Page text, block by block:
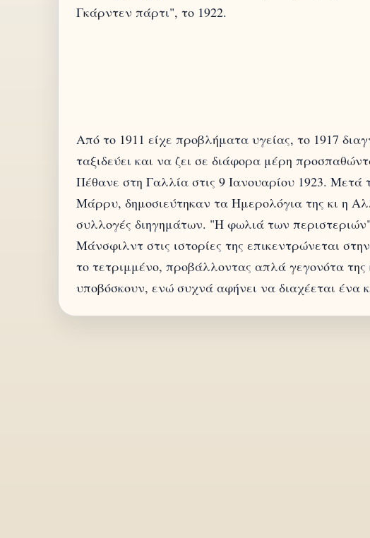
Από το 1911 είχε προβλήματα υγείας, το 1917
ταξιδεύει και να ζει σε διάφορα μέρη
Πέθανε στη Γαλλία στις 9 Ιανουαρίου 1923. Μετά
Μάρρυ, δημοσιεύτηκαν τα Ημερολόγια της κι η
συλλογές διηγημάτων. "Η φωλιά των
Μάνσφιλντ στις ιστορίες της επικεντρώνεται
το τετριμμένο, προβάλλοντας απλά γεγονότα της